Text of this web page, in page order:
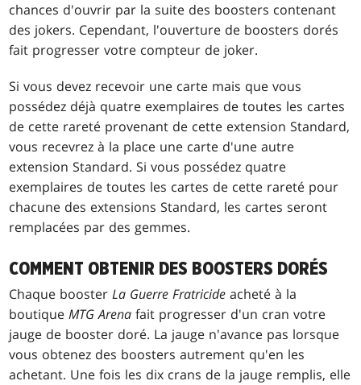
chances d'ouvrir par la suite des boosters contenant
des jokers. Cependant, l'ouverture de boosters dorés
fait progresser votre compteur de joker.
Si vous devez recevoir une carte mais que vous
possédez déjà quatre exemplaires de toutes les cartes
de cette rareté provenant de cette extension Standard,
vous recevrez à la place une carte d'une autre
extension Standard. Si vous possédez quatre
exemplaires de toutes les cartes de cette rareté pour
chacune des extensions Standard, les cartes seront
remplacées par des gemmes.
COMMENT OBTENIR DES BOOSTERS DORÉS
Chaque boosterLa Guerre Fratricide acheté à la
boutiqueMTG Arena fait progresser d'un cran votre
jauge de booster doré. La jauge n'avance pas lorsque
vous obtenez des boosters autrement qu'en les
achetant. Une fois les dix crans de la jauge remplis, elle